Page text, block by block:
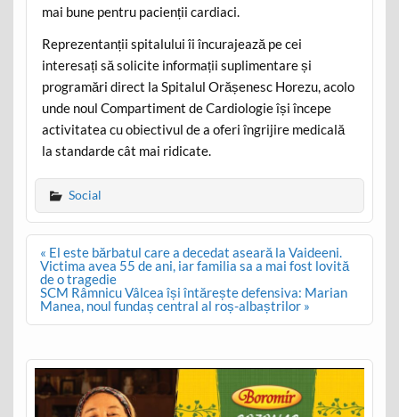
mai bune pentru pacienții cardiaci.
Reprezentanții spitalului îi încurajează pe cei
interesați să solicite informații suplimentare și
programări direct la Spitalul Orășenesc Horezu, acolo
unde noul Compartiment de Cardiologie își începe
activitatea cu obiectivul de a oferi îngrijire medicală
la standarde cât mai ridicate.
Social
Post
navigation
« El este bărbatul care a decedat aseară la Vaideeni.
Victima avea 55 de ani, iar familia sa a mai fost lovită
de o tragedie
SCM Râmnicu Vâlcea își întărește defensiva: Marian
Manea, noul fundaș central al roș-albaștrilor »